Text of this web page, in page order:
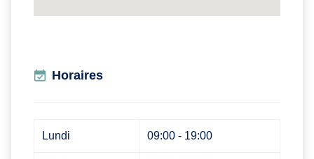
Horaires
Lundi 09:00 - 19:00